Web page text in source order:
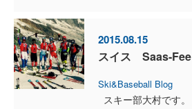
2015.08.15
スイス Saas-Fee
Ski&Baseball Blog